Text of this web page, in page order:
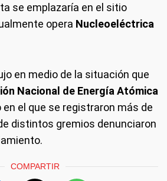
se emplazaría en el sitio
opera Nucleoeléctrica
en medio de la situación que
Nacional de Energía Atómica
en el que se registraron más de
distintos gremios denunciaron
COMPARTIR